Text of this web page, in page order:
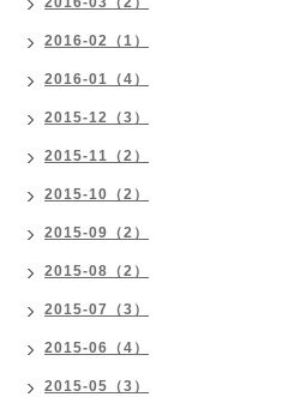
2016-02（1）
2016-01（4）
2015-12（3）
2015-11（2）
2015-10（2）
2015-09（2）
2015-08（2）
2015-07（3）
2015-06（4）
2015-05（3）